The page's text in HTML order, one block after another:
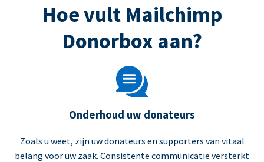
Hoe vult Mailchimp
Donorbox aan?
Onderhoud uw donateurs
Zoals u weet, zijn uw donateurs en supporters van vitaal
belang voor uw zaak. Consistente communicatie versterkt